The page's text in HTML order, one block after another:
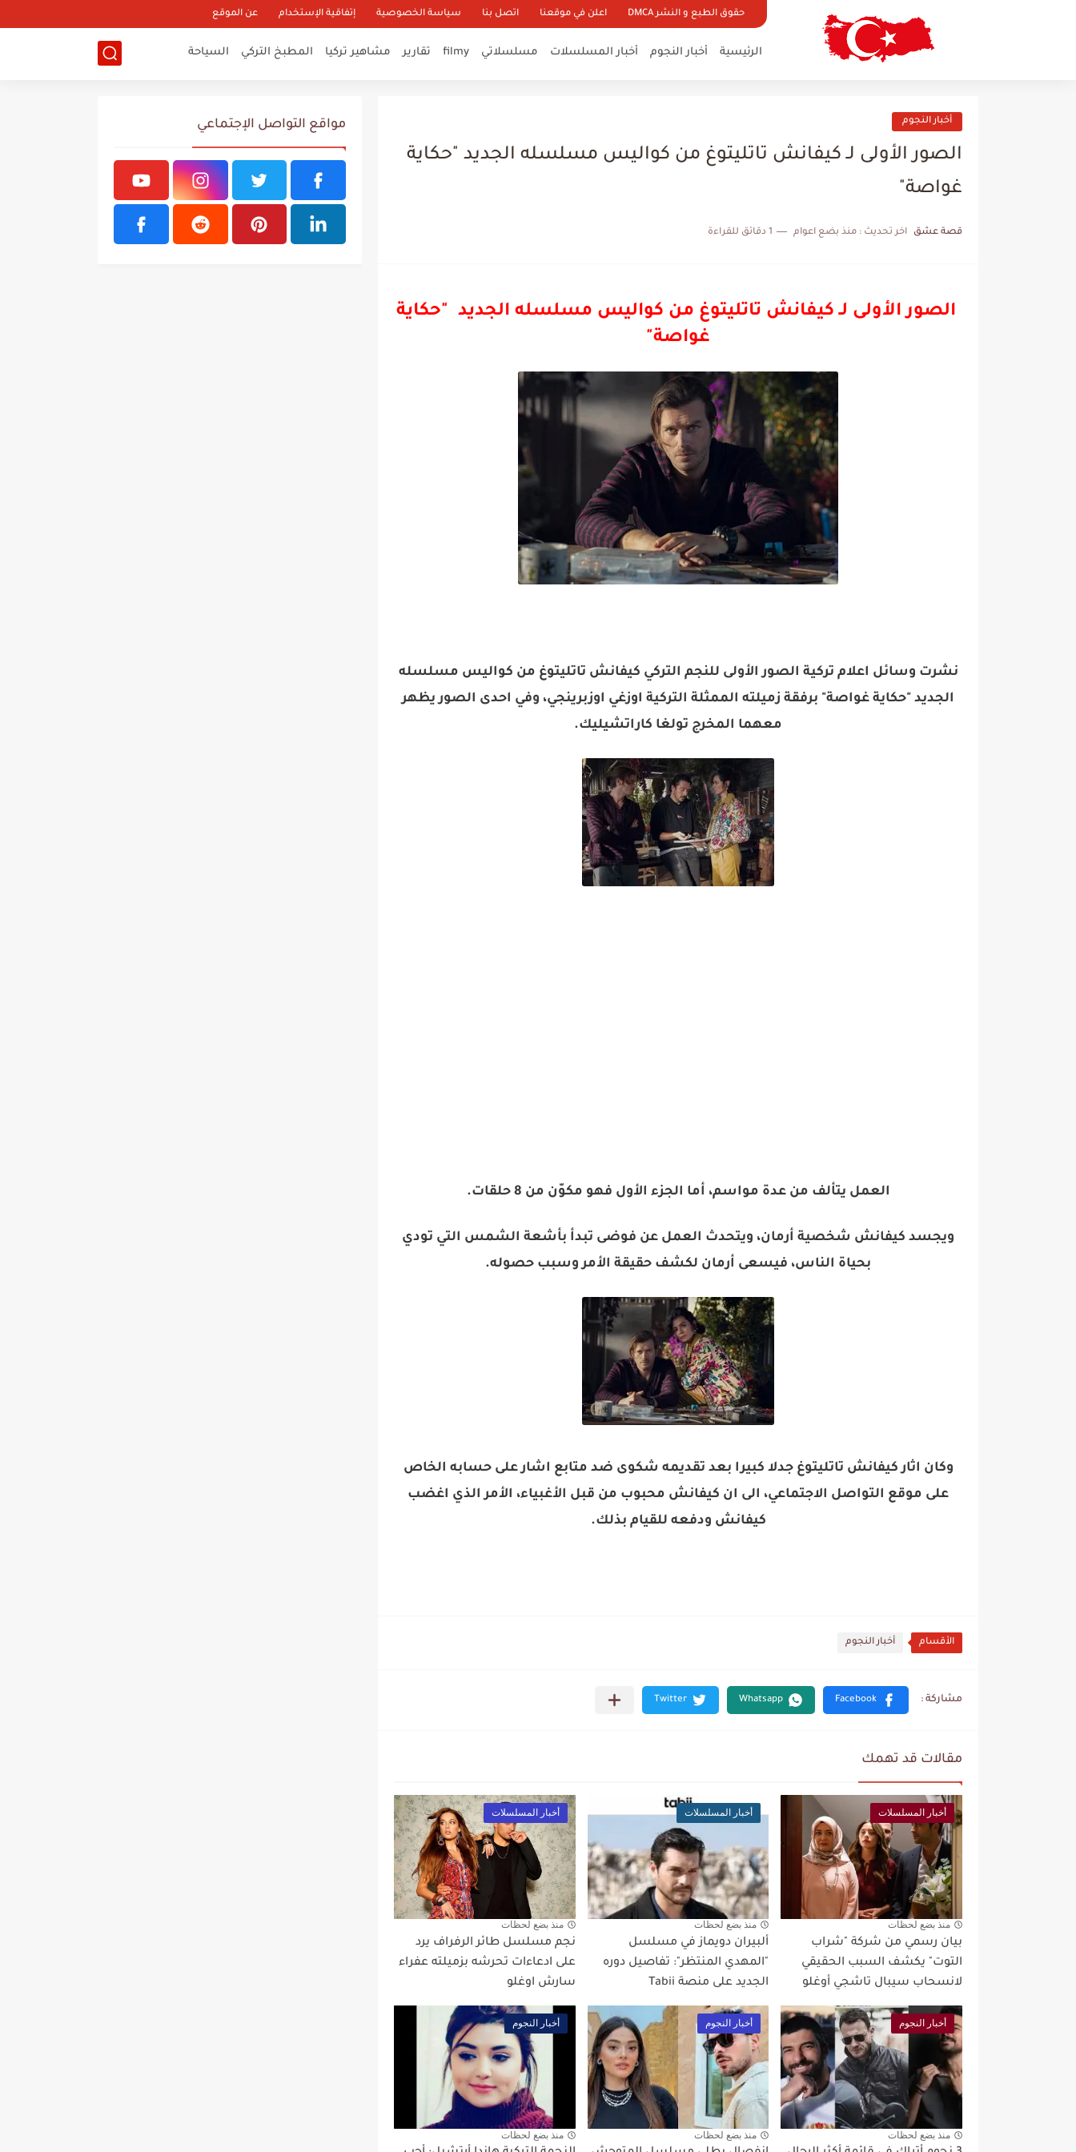
حقوق الطبع و النشر DMCA اعلن في موقعنا اتصل بنا سياسة الخصوصية إتفاقية الإستخدام عن الموقع
الرئيسية أخبار النجوم أخبار المسلسلات مسلسلاتي filmy تقارير مشاهير تركيا المطبخ التركي السياحة
أخبار النجوم
الصور الأولى لـ كيفانش تاتليتوغ من كواليس مسلسله الجديد "حكاية
غواصة"
قصة عشق اخر تحديث : منذ بضع اعوام 1 دقائق للقراءة
الصور الأولى لـ كيفانش تاتليتوغ من كواليس مسلسله الجديد "حكاية
غواصة"
نشرت وسائل اعلام تركية الصور الأولى للنجم التركي ​كيفانش تاتليتوغ​ من كواليس مسلسله
الجديد "​حكاية غواصة​" برفقة زميلته الممثلة التركية اوزغي اوزبرينجي، وفي احدى الصور يظهر
معهما المخرج تولغا كاراتشيليك.
العمل يتألف من عدة مواسم، أما الجزء الأول فهو مكوّن من 8 حلقات.
ويجسد كيفانش شخصية أرمان، ويتحدث العمل عن فوضى تبدأ بأشعة الشمس التي تودي
بحياة الناس، فيسعى أرمان لكشف حقيقة الأمر وسبب حصوله.
وكان اثار كيفانش تاتليتوغ جدلا كبيرا بعد تقديمه شكوى ضد متابع اشار على حسابه الخاص
على موقع التواصل الاجتماعي، الى ان كيفانش محبوب من قبل الأغبياء، الأمر الذي اغضب
كيفانش ودفعه للقيام بذلك.
الأقسام أخبار النجوم
مقالات قد تهمك
أخبار المسلسلات
منذ بضع لحظات
بيان رسمي من شركة "شراب
التوت" يكشف السبب الحقيقي
لانسحاب سيبال تاشجي أوغلو
أخبار المسلسلات
منذ بضع لحظات
ألبيران دويماز في مسلسل
"المهدي المنتظر": تفاصيل دوره
الجديد على منصة Tabii
أخبار المسلسلات
منذ بضع لحظات
نجم مسلسل طائر الرفراف يرد
على ادعاءات تحرشه بزميلته عفراء
سارش اوغلو
أخبار النجوم
منذ بضع لحظات
أخبار النجوم
منذ بضع لحظات
أخبار النجوم
منذ بضع لحظات
مواقع التواصل الإجتماعي